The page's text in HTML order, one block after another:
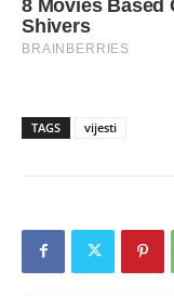
TAGS vijesti